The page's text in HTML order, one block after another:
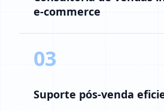
e-commerce
03
Suporte pós-venda